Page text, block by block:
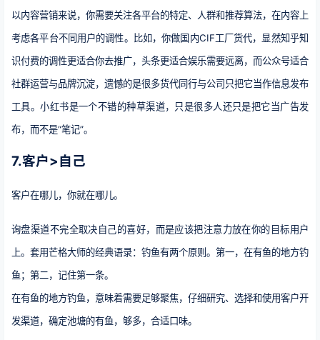
以内容营销来说，你需要关注各平台的特定、人群和推荐算法，在内容上
考虑各平台不同用户的调性。比如，你做国内CIF工厂货代，显然知乎知
识付费的调性更适合你去推广，头条更适合娱乐需要远离，而公众号适合
社群运营与品牌沉淀，遗憾的是很多货代同行与公司只把它当作信息发布
工具。小红书是一个不错的种草渠道，只是很多人还只是把它当广告发
布，而不是“笔记”。
7.客户>自己
客户在哪儿，你就在哪儿。
询盘渠道不完全取决自己的喜好，而是应该把注意力放在你的目标用户
上。套用芒格大师的经典语录：钓鱼有两个原则。第一，在有鱼的地方钓
鱼；第二，记住第一条。
在有鱼的地方钓鱼，意味着需要足够聚焦，仔细研究、选择和使用客户开
发渠道，确定池塘的有鱼，够多，合适口味。